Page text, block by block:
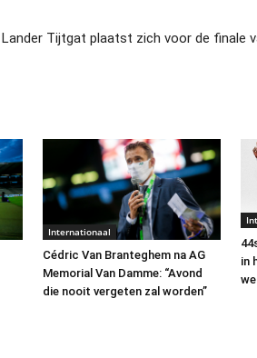
Lander Tijtgat plaatst zich voor de finale
Internationaal
Cédric Van Branteghem na AG
Memorial Van Damme: “Avond
die nooit vergeten zal worden”
in